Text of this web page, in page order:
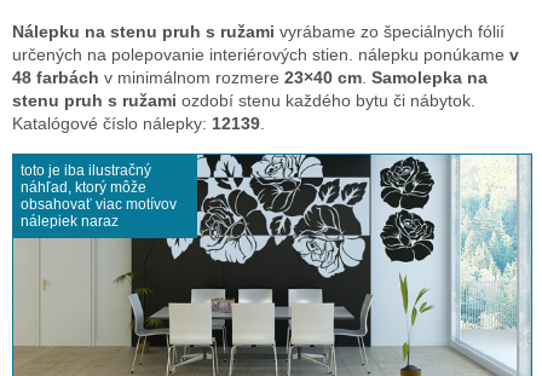
Nálepku na stenu pruh s ružami vyrábame zo špeciálnych fólií
určených na polepovanie interiérových stien. nálepku ponúkame v
48 farbách v minimálnom rozmere 23×40 cm Samolepka na
stenu pruh s ružami ozdobí stenu každého bytu či nábytok.
Katalógové číslo nálepky: 12139
toto je iba ilustračný
náhľad, ktorý môže
obsahovať viac motívov
nálepiek naraz